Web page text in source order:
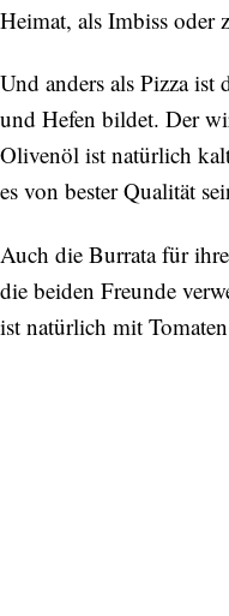
Heimat, als Imbiss oder
Und anders als Pizza ist
und Hefen bildet. Der
Olivenöl ist natürlich
es von bester Qualität
Auch die Burrata für
die beiden Freunde
ist natürlich mit